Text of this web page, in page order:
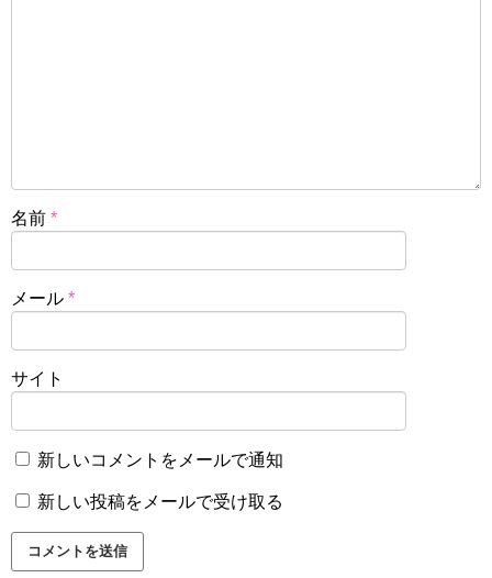
名前 *
メール *
サイト
新しいコメントをメールで通知
新しい投稿をメールで受け取る